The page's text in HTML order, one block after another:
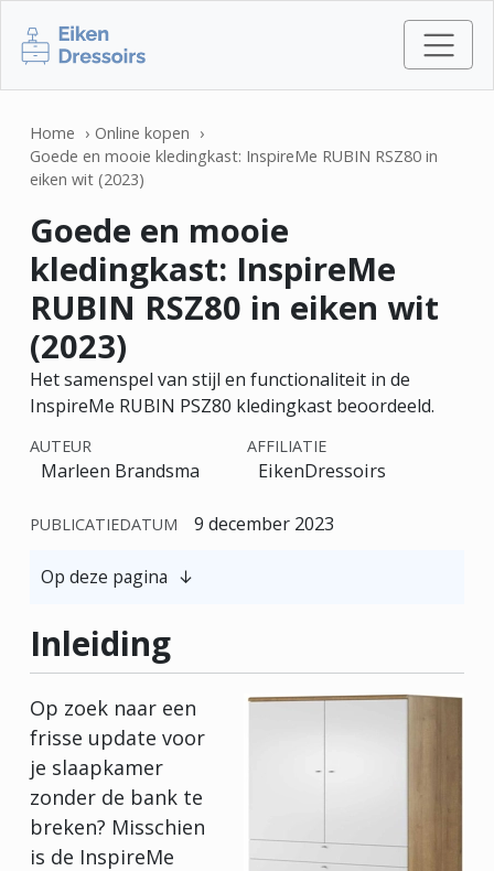
Home
Online kopen
Goede en mooie kledingkast: InspireMe RUBIN RSZ80 in
eiken wit (2023)
Goede en mooie
kledingkast: InspireMe
RUBIN RSZ80 in eiken wit
(2023)
Het samenspel van stijl en functionaliteit in de
InspireMe RUBIN PSZ80 kledingkast beoordeeld.
AUTEUR AFFILIATIE
Marleen Brandsma EikenDressoirs
PUBLICATIEDATUM 9 december 2023
Op deze pagina
Inleiding
Op zoek naar een
frisse update voor
je slaapkamer
zonder de bank te
breken? Misschien
is de InspireMe